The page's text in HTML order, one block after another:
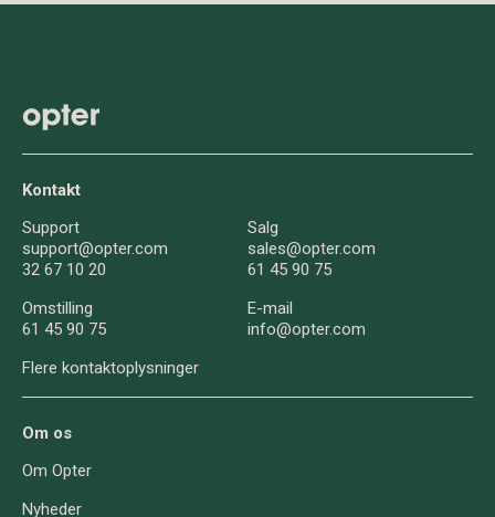
Kontakt
Support
support@opter.com
32 67 10 20
Salg
sales@opter.com
61 45 90 75
Omstilling
61 45 90 75
E-mail
info@opter.com
Flere kontaktoplysninger
Om os
Om Opter
Nyheder